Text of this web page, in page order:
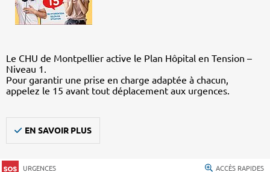
Le CHU de Montpellier active le Plan Hôpital en Tension –
Niveau 1.
Pour garantir une prise en charge adaptée à chacun,
appelez le 15 avant tout déplacement aux urgences.
EN SAVOIR PLUS
URGENCES ACCÈS RAPIDES